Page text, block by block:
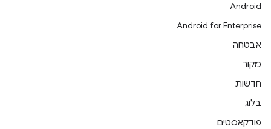
Android
Android for Enterprise
אבטחה
מקור
חדשות
בלוג
פודקאסטים